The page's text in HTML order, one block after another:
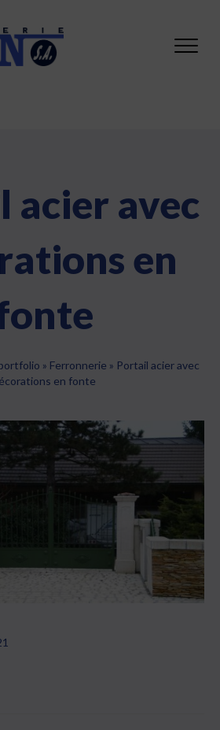
acier avec
en
» Ferronnerie » Portail acier avec
en fonte